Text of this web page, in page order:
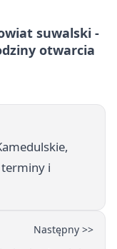
suwalski -
otwarcia
i
Następny >>